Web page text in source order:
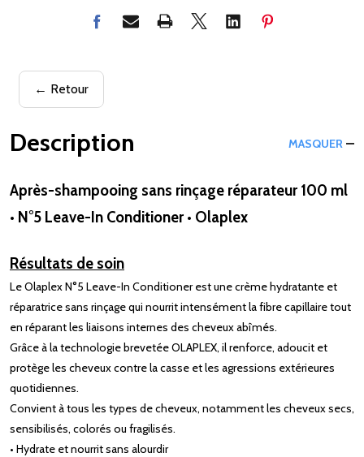
← Retour
Description MASQUER
Après-shampooing sans rinçage réparateur 100 ml
• N°5 Leave-In Conditioner • Olaplex
Résultats de soin
Le Olaplex N°5 Leave-In Conditioner est une crème hydratante et
réparatrice sans rinçage qui nourrit intensément la fibre capillaire tout
en réparant les liaisons internes des cheveux abîmés.
Grâce à la technologie brevetée OLAPLEX, il renforce, adoucit et
protège les cheveux contre la casse et les agressions extérieures
quotidiennes.
Convient à tous les types de cheveux, notamment les cheveux secs,
sensibilisés, colorés ou fragilisés.
• Hydrate et nourrit sans alourdir